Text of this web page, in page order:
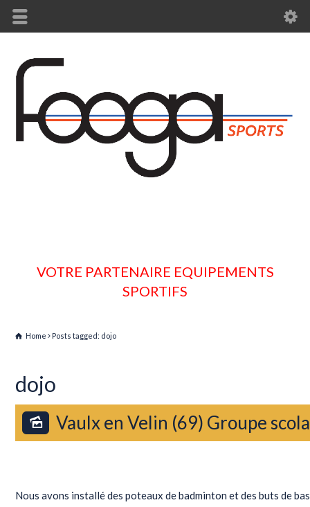
VOTRE PARTENAIRE EQUIPEMENTS
SPORTIFS
Home Posts tagged: dojo
dojo
Vaulx en Velin (69) Groupe
Nous avons installé des poteaux de badminton et des buts de